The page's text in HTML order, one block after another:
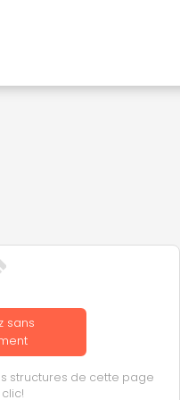
sans
structures de cette page